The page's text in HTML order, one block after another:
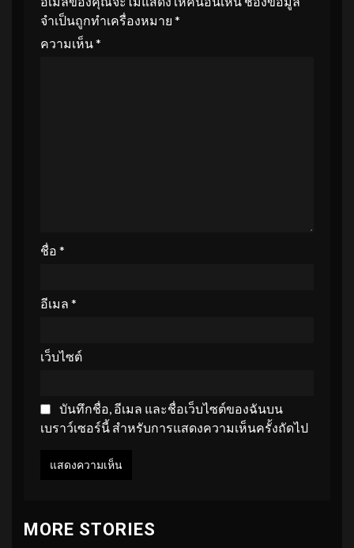
จำเป็นถูกทำเครื่องหมาย *
ความเห็น*
ชื่อ *
อีเมล *
เว็บไซต์
บันทึกชื่อ, อีเมล และชื่อเว็บไซต์ของฉันบน
เบราว์เซอร์นี้ สำหรับการแสดงความเห็นครั้งถัดไป
MORE STORIES